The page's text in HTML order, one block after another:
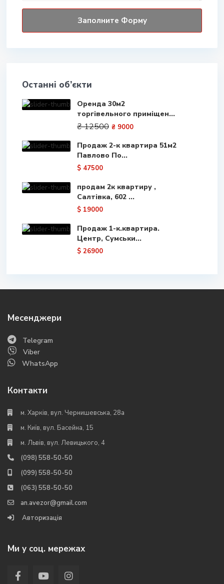
Останні об’єкти
Оренда 30м2
торгівельного приміщен...
₴ 12500 ₴ 9000
Продаж 2-к квартира 51м2
Павлово По...
$ 47500
продам 2к квартиру ,
Салтівка, 602 ...
$ 19000
Продаж 1-к.квартира.
Центр, Сумськи...
$ 26900
Месенджери
Telegram
Viber
WhatsApp
Контакти
м. Харків, вул. Чернишевська, 28а
м. Київ, вул. Басейна, 15
м. Львів, вул. Левицького, 4
(098) 558-50-50
(099) 558-50-50
(063) 558-50-50
an.avezor@gmail.com
Авторизація
Ми у соц. мережах